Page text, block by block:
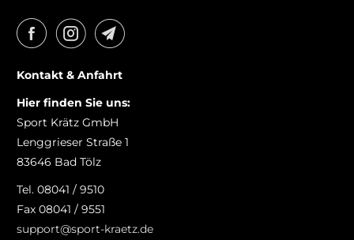
Kontakt & Anfahrt
Hier finden Sie uns:
Sport Krätz GmbH
Lenggrieser Straße 1
83646 Bad Tölz
Tel. 08041 / 9510
Fax 08041 / 9551
support@sport-kraetz.de